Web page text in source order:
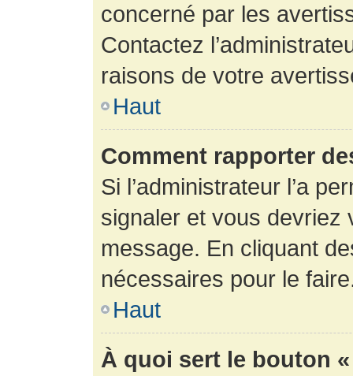
concerné par les
Contactez
raisons de votre
Haut
Comment rapporter
Si l’administrateur l’a
signaler et vous devriez
message. En cliquant
nécessaires pour le
Haut
À quoi sert le bouton